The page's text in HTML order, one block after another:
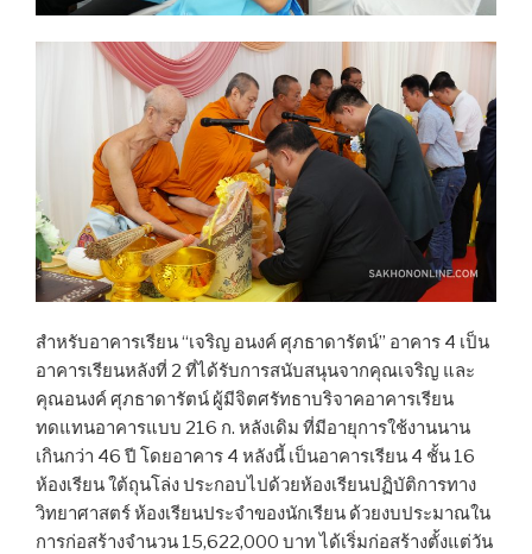
สำหรับอาคารเรียน “เจริญ อนงค์ ศุภธาดารัตน์” อาคาร 4 เป็น
อาคารเรียนหลังที่ 2 ที่ได้รับการสนับสนุนจากคุณเจริญ และ
คุณอนงค์ ศุภธาดารัตน์ ผู้มีจิตศรัทธาบริจาคอาคารเรียน
ทดแทนอาคารแบบ 216 ก. หลังเดิม ที่มีอายุการใช้งานนาน
เกินกว่า 46 ปี โดยอาคาร 4 หลังนี้ เป็นอาคารเรียน 4 ชั้น 16
ห้องเรียน ใต้ถุนโล่ง ประกอบไปด้วยห้องเรียนปฏิบัติการทาง
วิทยาศาสตร์ ห้องเรียนประจำของนักเรียน ด้วยงบประมาณใน
การก่อสร้างจำนวน 15,622,000 บาท ได้เริ่มก่อสร้างตั้งแต่วัน